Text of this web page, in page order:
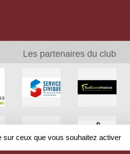
Les partenaires du club
sur ceux que vous souhaitez activer